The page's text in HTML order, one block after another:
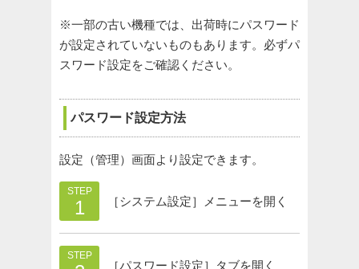
※一部の古い機種では、出荷時にパスワード
が設定されていないものもあります。必ずパ
スワード設定をご確認ください。
パスワード設定方法
設定（管理）画面より設定できます。
STEP
1 ［システム設定］メニューを開く
STEP
［パスワード設定］タブを開く